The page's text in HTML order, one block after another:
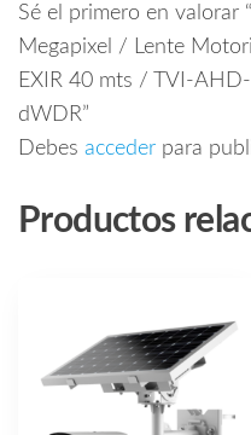
Sé el primero en valorar
Megapixel / Lente
EXIR 40 mts / TVI-
dWDR”
Debes acceder para
Productos